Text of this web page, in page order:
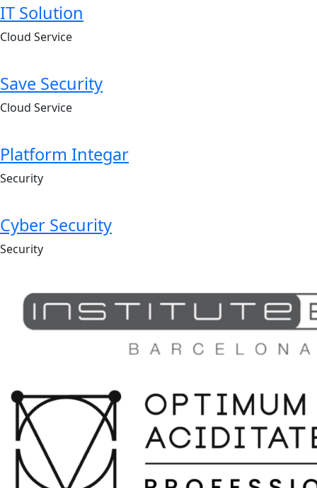
IT Solution
Cloud Service
Save Security
Cloud Service
Platform Integar
Security
Cyber Security
Security